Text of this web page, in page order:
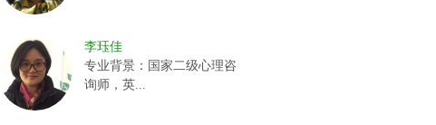
李珏佳
专业背景：国家二级心理咨
询师，英...